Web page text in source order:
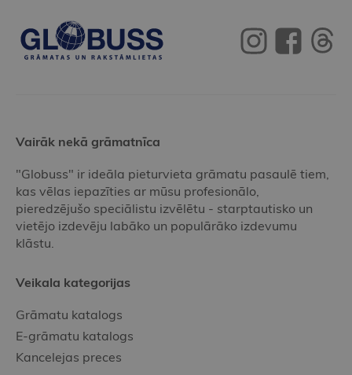
Vairāk nekā grāmatnīca
"Globuss" ir ideāla pieturvieta grāmatu pasaulē tiem,
kas vēlas iepazīties ar mūsu profesionālo,
pieredzējušo speciālistu izvēlētu - starptautisko un
vietējo izdevēju labāko un populārāko izdevumu
klāstu.
Veikala kategorijas
Grāmatu katalogs
E-grāmatu katalogs
Kancelejas preces